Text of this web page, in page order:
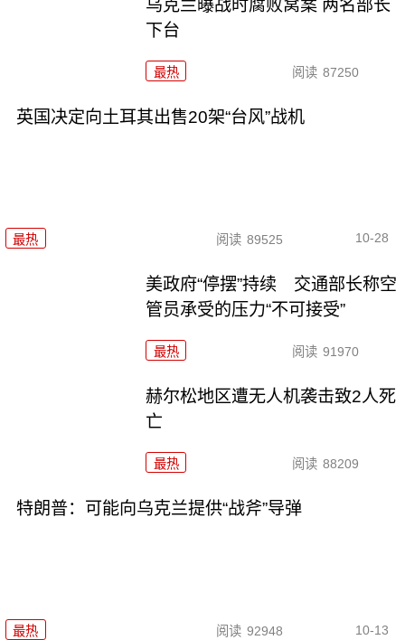
乌克兰曝战时腐败窝案 两名部长
下台
最热 阅读 87250
英国决定向土耳其出售20架“台风”战机
最热 阅读 89525 10-28
美政府“停摆”持续 交通部长称空
管员承受的压力“不可接受”
最热 阅读 91970
赫尔松地区遭无人机袭击致2人死
亡
最热 阅读 88209
特朗普：可能向乌克兰提供“战斧”导弹
最热 阅读 92948 10-13